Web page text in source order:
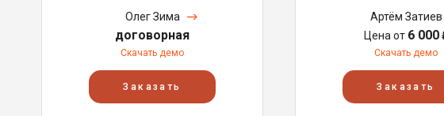
Олег Зима
договорная
Скачать демо
Заказать
Артём Затиев
Цена от 6 000
Скачать демо
Заказать